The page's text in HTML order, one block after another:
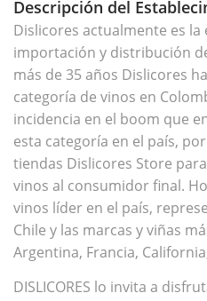
Descripción del
Dislicores actualmente es
importación y distribución
más de 35 años Dislicores
categoría de vinos en
incidencia en el boom que
esta categoría en el país,
tiendas Dislicores Store
vinos al consumidor final.
vinos líder en el país,
Chile y las marcas y viñas
Argentina, Francia,
DISLICORES lo invita a